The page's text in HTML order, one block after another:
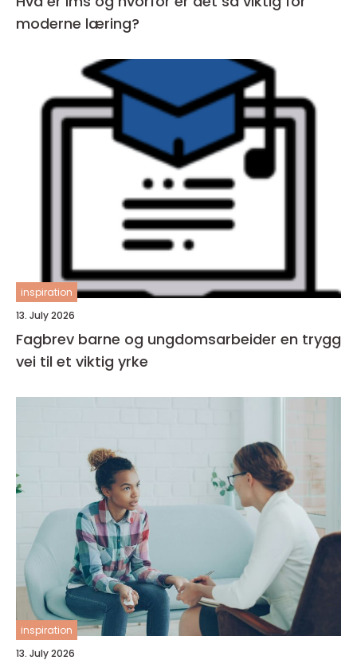
moderne læring?
inspiration
13. July 2026
Fagbrev barne og ungdomsarbeider en trygg
vei til et viktig yrke
inspiration
13. July 2026